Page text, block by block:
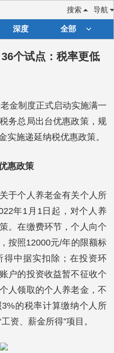
导航
搜索
深度 全部
个试点：税率更低
金制度正式启动实施满一
务总局出台优惠政策，规
实施递延纳税优惠政策。
惠政策
于个人养老金有关个人所
年1月1日起，对个人养
。在缴费环节，个人向个
按照12000元/年的限额标
中据实扣除；在投资环
户的投资收益暂不征收个
人领取的个人养老金，不
的税率计算缴纳个人所
资、薪金所得”项目。